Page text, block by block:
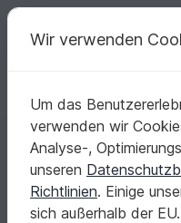
Deine kreativen
Deutsch | €
Startseite Häkeln
einmaliges
einmaliges
Wir verwenden
Um das
verwenden wir
Analyse-,
unseren
Richtlinien. Einige
sich außerhalb der